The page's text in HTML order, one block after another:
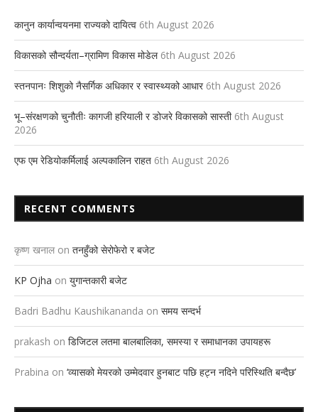
कानुन कार्यान्वयनमा राज्यको दायित्व 6th August 2026
विकासको सौन्दर्यता–ग्रामिण विकास मोडेल 6th August 2026
स्तनपानः शिशुको नैसर्गिक अधिकार र स्वास्थ्यको आधार 6th August 2026
भू–संरक्षणको चुनौतीः कागजी हरियाली र डोजरे विकासको सास्ती 6th August
2026
एफ एम रेडियोकर्मिलाई अल्पकालिन राहत 6th August 2026
RECENT COMMENTS
कृष्ण खनाल on तनहुँको सेरोफेरो र बजेट
KP Ojha on युगान्तकारी बजेट
Badri Badhu Kaushikananda on समय सन्दर्भ
prakash on डिजिटल लतमा बालबालिका, समस्या र समाधानका उपायहरू
Prabina on ‘व्यासको मेयरको उम्मेदवार हुनबाट पछि हट्न नदिने परिस्थिति बन्दैछ’